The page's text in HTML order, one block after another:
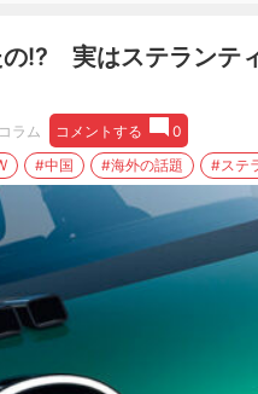
!? 実はステランテ
ラム コメントする
0
#中国 #海外の話題 #ステ